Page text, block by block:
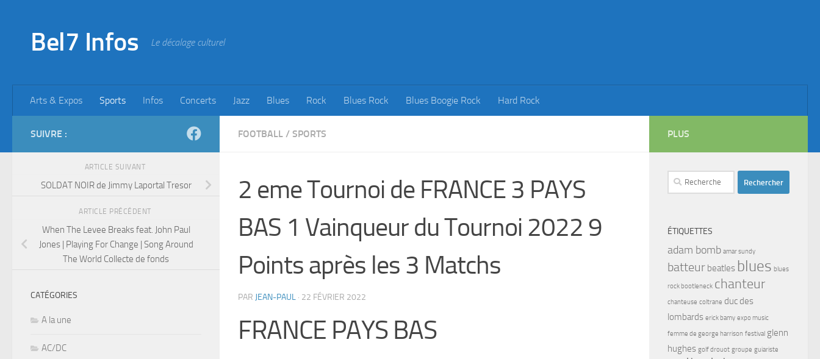
Bel7 Infos Le décalage culturel
Arts & Expos Sports Infos Concerts Jazz Blues Rock Blues Rock Blues Boogie Rock Hard Rock
FOOTBALL / SPORTS
2 eme Tournoi de FRANCE 3 PAYS
BAS 1 Vainqueur du Tournoi 2022 9
Points après les 3 Matchs
PAR JEAN-PAUL · 22 FÉVRIER 2022
FRANCE PAYS BAS
SUIVRE :
ARTICLE SUIVANT
SOLDAT NOIR de Jimmy Laportal Tresor
ARTICLE PRÉCÉDENT
When The Levee Breaks feat. John Paul
Jones | Playing For Change | Song Around
The World Collecte de fonds
CATÉGORIES
A la une
AC/DC
PLUS
Rechercher :
ÉTIQUETTES
adam bomb amar sundy
batteur beatles blues blues
rock bootleneck chanteur
chanteuse coltrane duc des
lombards erick bamy expo music
femme de george harrison festival glenn
hughes golf drouot groupe guiariste